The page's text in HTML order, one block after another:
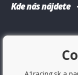
Kde nás nájdete